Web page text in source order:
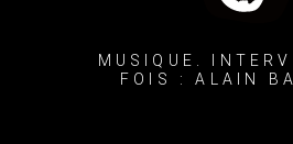
MUSIQUE.
FOIS : ALAIN